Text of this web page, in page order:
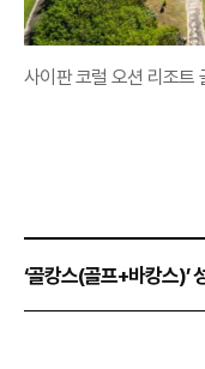
사이판 코럴 오션 리조트
‘골캉스(골프+바캉스)’